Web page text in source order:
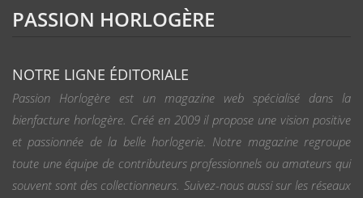
PASSION HORLOGÈRE
NOTRE LIGNE ÉDITORIALE
Passion Horlogère est un magazine web spécialisé dans la
bienfacture horlogère. Créé en 2009 il propose une vision positive
et passionnée de la belle horlogerie. Notre magazine regroupe
toute une équipe de contributeurs professionnels ou amateurs qui
souvent sont des collectionneurs. Suivez-nous aussi sur les réseaux